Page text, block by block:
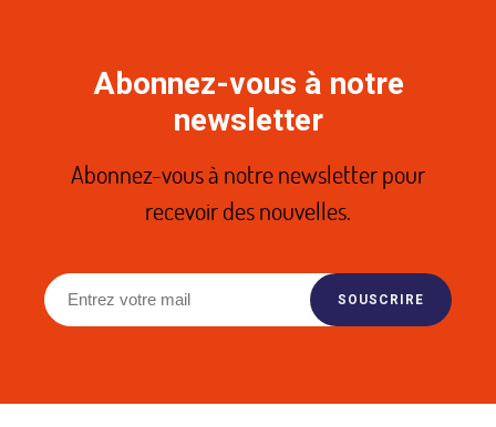
Abonnez-vous à notre
newsletter
Abonnez-vous à notre newsletter pour
recevoir des nouvelles.